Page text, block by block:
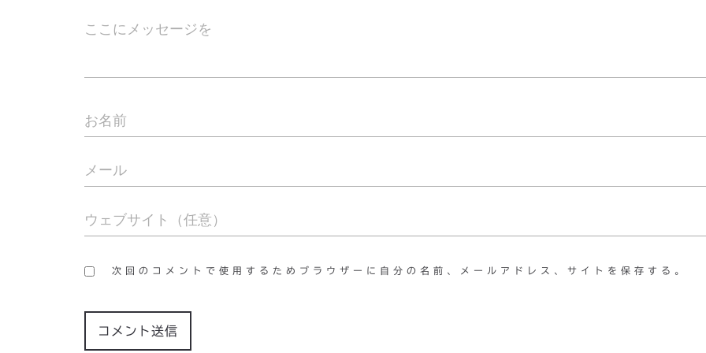
次回のコメントで使用するためブラウザーに自分の名前、メールアドレス、サイトを保存する。